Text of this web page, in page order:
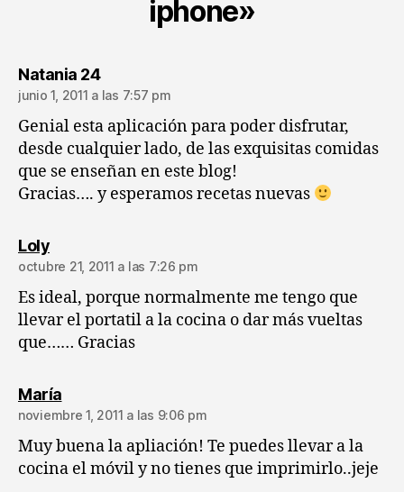
iphone»
Natania 24dice:
junio 1, 2011 a las 7:57 pm
Genial esta aplicación para poder disfrutar,
desde cualquier lado, de las exquisitas comidas
que se enseñan en este blog!
Gracias…. y esperamos recetas nuevas
Lolydice:
octubre 21, 2011 a las 7:26 pm
Es ideal, porque normalmente me tengo que
llevar el portatil a la cocina o dar más vueltas
que…… Gracias
Maríadice:
noviembre 1, 2011 a las 9:06 pm
Muy buena la apliación! Te puedes llevar a la
cocina el móvil y no tienes que imprimirlo..jeje